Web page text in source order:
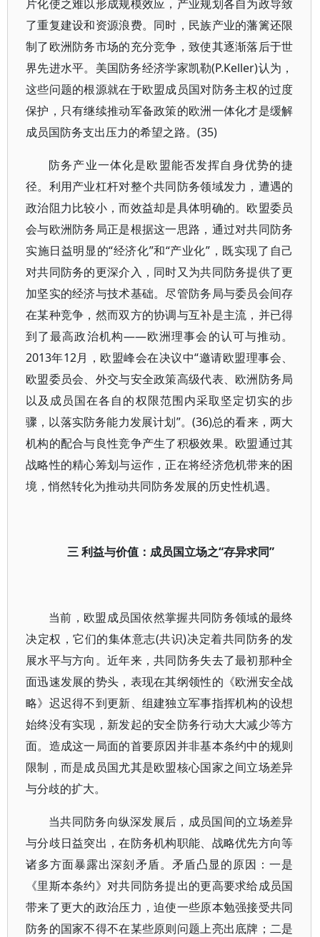
片化使之难以形成规模效应，产业规划各自为政导致
了重复建设和资源浪费。同时，民族产业的藩篱还限
制了欧洲防务市场的充分竞争，致使其逐渐落后于世
界先进水平。美国防务经济学家凯勒(P.Keller)认为，
这些问题的根源就在于欧盟成员国对防务主权的过度
保护，只有继续推动军备政策的欧洲一体化才是缓解
成员国防务支出压力的希望之路。(35)
防务产业一体化是欧盟能否发挥自身优势的捷
径。利用产业杠杆对整个共同防务领域发力，遭遇的
政治阻力比较小，而效益却是具体明确的。欧盟委员
会与欧洲防务局正是根据这一思路，通过对共同防务
实施日益明显的“经济化”和“产业化”，既实现了自己
对共同防务的更深介入，同时又为共同防务提供了更
加坚实的经济与技术基础。尽管防务局与委员会间存
在某种竞争，然而双方的协调与互补是主流，并已得
到了最高政治机构——欧洲理事会的认可与推动。
2013年12月，欧盟峰会在决议中“邀请欧盟理事会、
欧盟委员会、外交与安全政策高级代表、欧洲防务局
以及成员国在各自的权限范围内采取坚定切实的步
骤，以落实防务能力发展计划”。(36)总的看来，两大
机构的配合与良性竞争产生了积极效果。欧盟通过其
战略性的精心筹划与运作，正在将经济危机带来的困
境，悄然转化为推动共同防务发展的历史性机遇。
三 利益与价值：成员国立场之“存异求同”
当前，欧盟成员国依然掌握共同防务领域的最终
决定权，它们的集体意志(共识)决定着共同防务的发
展水平与方向。近年来，共同防务失去了最初那种全
面迅速发展的势头，表现在其纲领性的《欧洲安全战
略》迟迟得不到更新、组建独立军事指挥机构的设想
始终没有实现，新发起的安全防务行动大大减少等方
面。造成这一局面的首要原因并非基本条约中的规则
限制，而是成员国尤其是欧盟核心国家之间立场差异
与分歧的扩大。
当共同防务向纵深发展后，成员国间的立场差异
与分歧日益突出，在防务机构职能、战略优先方向等
诸多方面暴露出深刻矛盾。矛盾凸显的原因：一是
《里斯本条约》对共同防务提出的更高要求给成员国
带来了更大的政治压力，迫使一些原本勉强接受共同
防务的国家不得不在某些原则问题上亮出底牌；二是